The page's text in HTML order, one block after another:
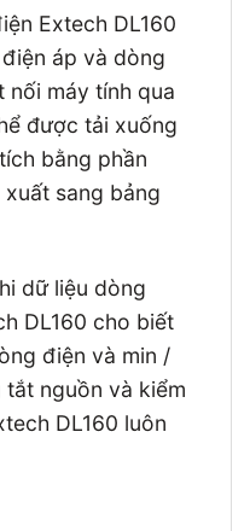
Extech DL160
áp và dòng
nối máy tính qua
được tải xuống
bằng phần
sang bảng
dữ liệu dòng
DL160 cho biết
điện và min /
nguồn và kiểm
DL160 luôn